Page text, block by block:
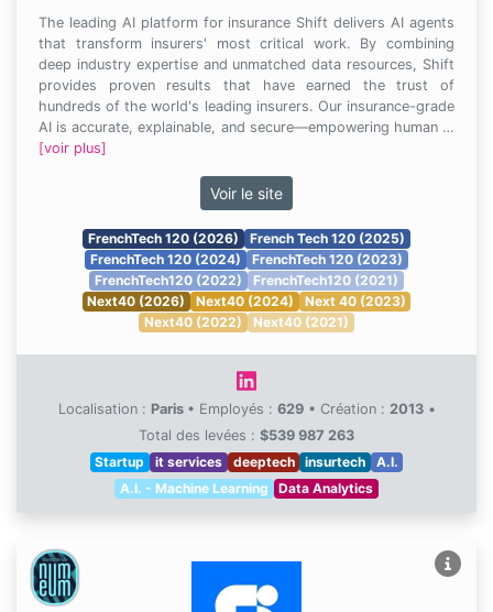
The leading AI platform for insurance Shift delivers AI agents
that transform insurers' most critical work. By combining
deep industry expertise and unmatched data resources, Shift
provides proven results that have earned the trust of
hundreds of the world's leading insurers. Our insurance-grade
AI is accurate, explainable, and secure—empowering human …
[voir plus]
Voir le site
FrenchTech 120 (2026)
French Tech 120 (2025)
FrenchTech 120 (2024)
FrenchTech 120 (2023)
FrenchTech120 (2022)
FrenchTech120 (2021)
Next40 (2026)
Next40 (2024)
Next 40 (2023)
Next40 (2022)
Next40 (2021)
Localisation : Paris • Employés : 629 • Création : 2013 •
Total des levées : $539 987 263
Startup
it services deeptech insurtech
A.I.
A.I. - Machine Learning
Data Analytics